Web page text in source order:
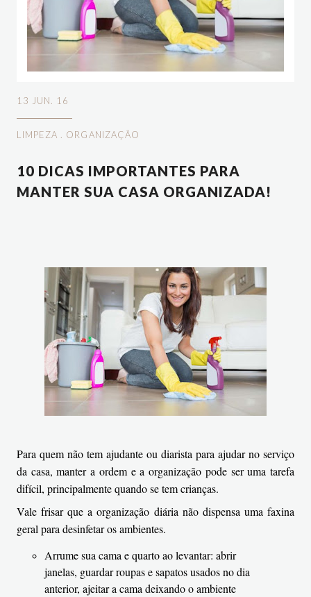
13 JUN. 16
LIMPEZA ORGANIZAÇÃO
10 DICAS IMPORTANTES PARA
MANTER SUA CASA ORGANIZADA!
Para quem não tem ajudante ou diarista para ajudar no serviço
da casa, manter a ordem e a organização pode ser uma tarefa
difícil, principalmente quando se tem crianças.
Vale frisar que a organização diária não dispensa uma faxina
geral para desinfetar os ambientes.
Arrume sua cama e quarto ao levantar: abrir
janelas, guardar roupas e sapatos usados no dia
anterior, ajeitar a cama deixando o ambiente